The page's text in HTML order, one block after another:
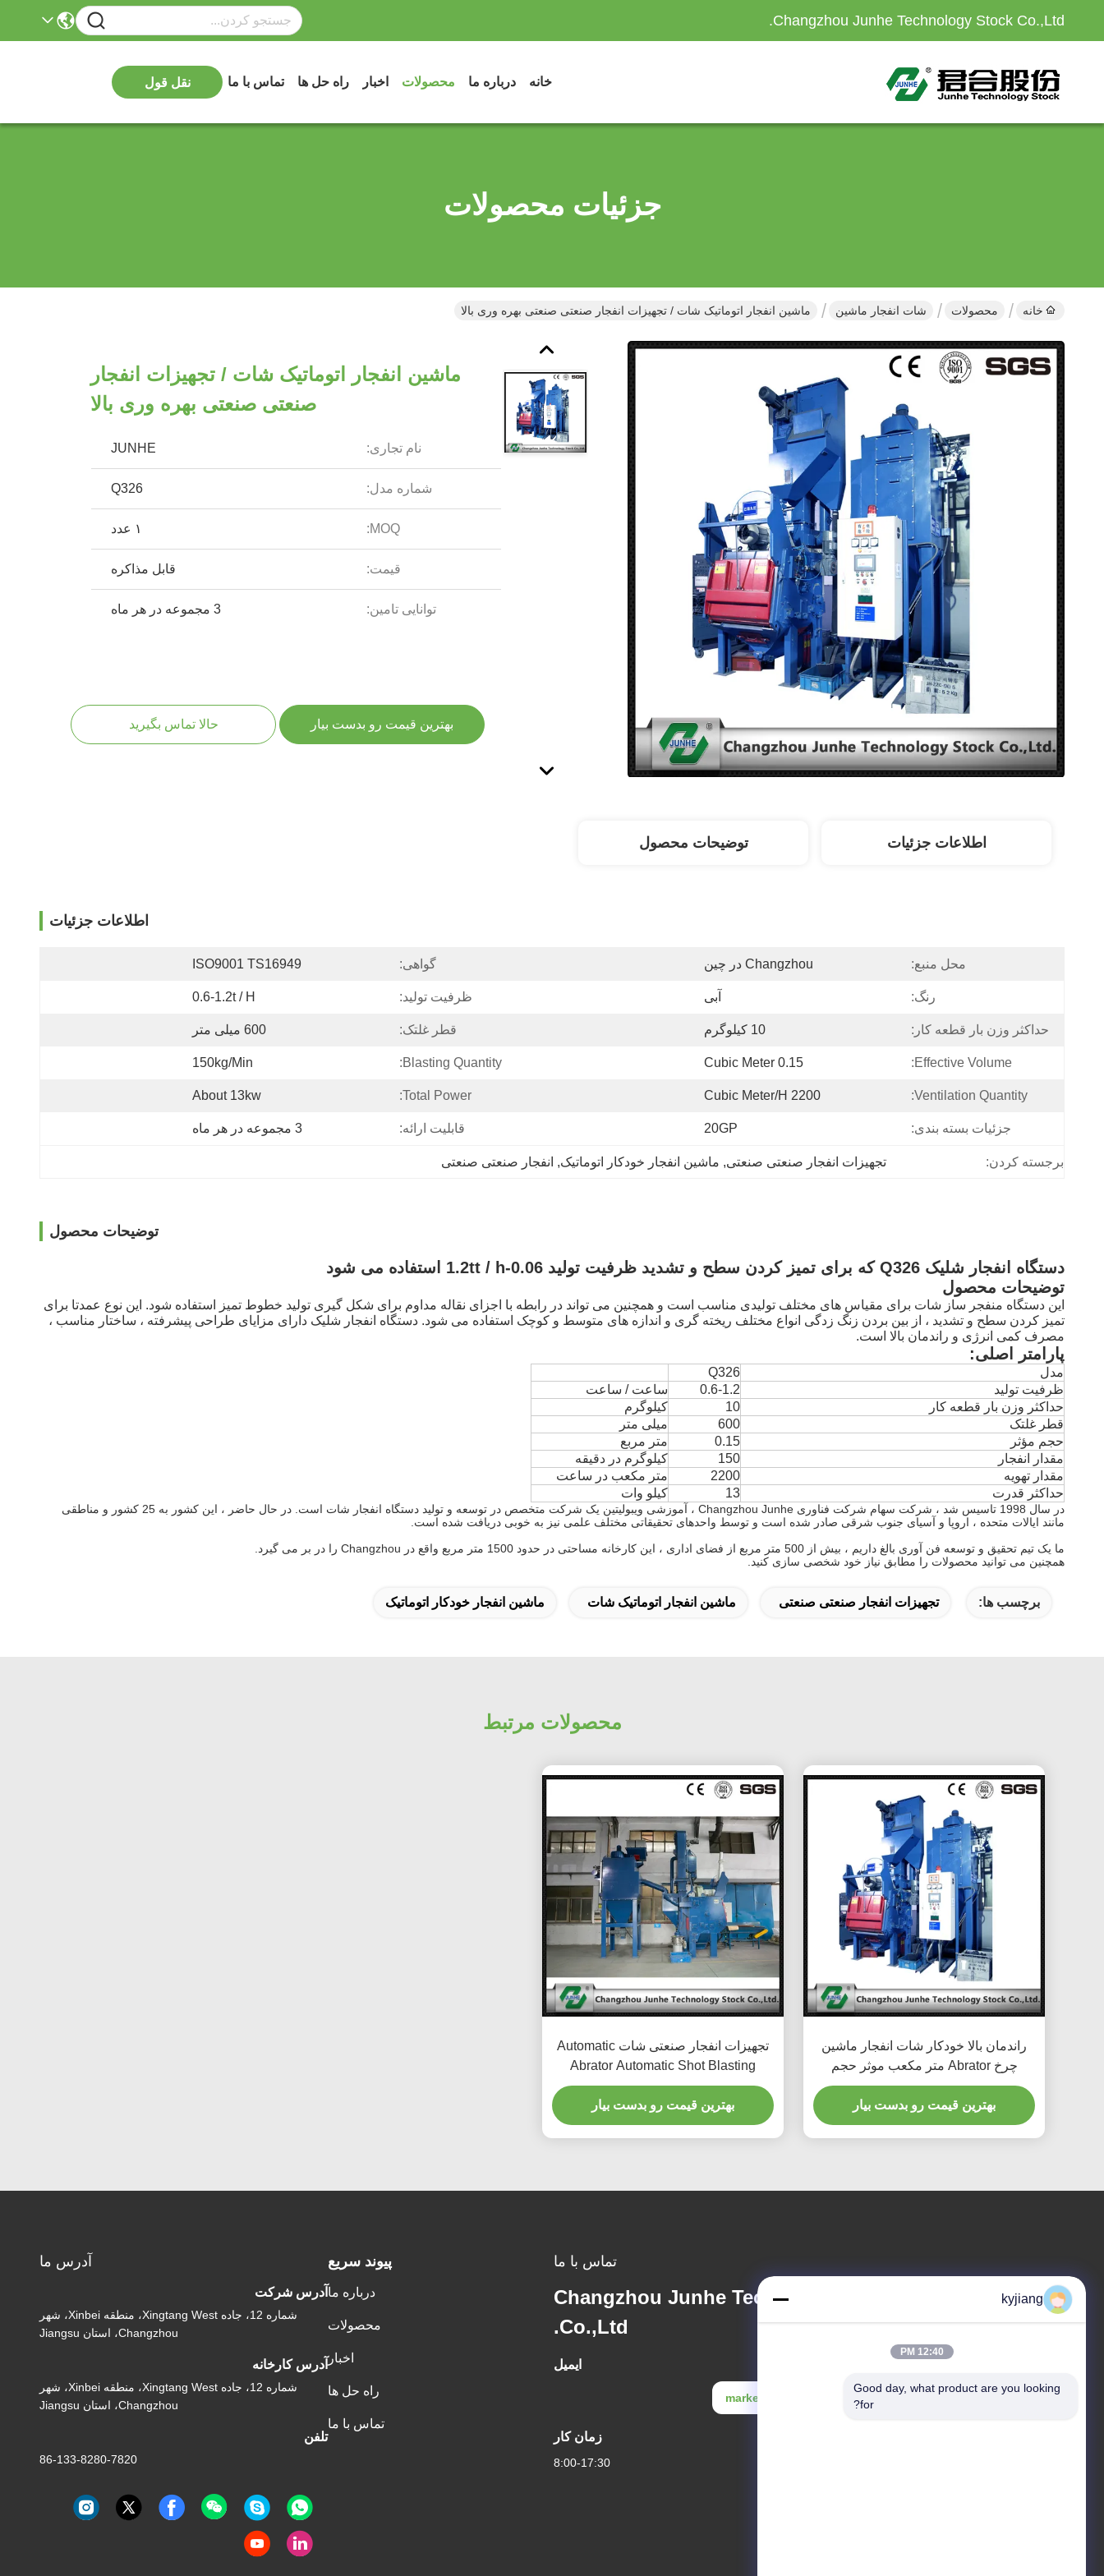
Changzhou Junhe Technology Stock Co.,Ltd.
خانه درباره ما محصولات اخبار راه حل ها تماس با ما نقل قول
جزئیات محصولات
خانه محصولات شات انفجار ماشین ماشین انفجار اتوماتیک شات / تجهیزات انفجار صنعتی صنعتی بهره وری بالا
ماشین انفجار اتوماتیک شات / تجهیزات انفجار
صنعتی صنعتی بهره وری بالا
نام تجاری: JUNHE
شماره مدل: Q326
MOQ: ۱ عدد
قیمت: قابل مذاکره
توانایی تامین: 3 مجموعه در هر ماه
بهترین قیمت رو بدست بیار حالا تماس بگیرید
اطلاعات جزئیات توضیحات محصول
اطلاعات جزئیات
محل منبع: Changzhou در چین گواهی: ISO9001 TS16949
رنگ: آبی ظرفیت تولید: 0.6-1.2t / H
حداکثر وزن بار قطعه کار: 10 کیلوگرم قطر غلتک: 600 میلی متر
Effective Volume:
0.15 Cubic Meter
Blasting Quantity:
150kg/min
Ventilation Quantity:
2200 Cubic Meter/h
Total Power:
About 13kw
جزئیات بسته بندی: 20GP قابلیت ارائه: 3 مجموعه در هر ماه
برجسته کردن: تجهیزات انفجار صنعتی صنعتی, ماشین انفجار خودکار اتوماتیک, انفجار صنعتی صنعتی
توضیحات محصول
دستگاه انفجار شلیک Q326 که برای تمیز کردن سطح و تشدید ظرفیت تولید 0.06-1.2tt / h استفاده می شود
توضیحات محصول
این دستگاه منفجر ساز شات برای مقیاس های مختلف تولیدی مناسب است و همچنین می تواند در رابطه با اجزای نقاله مداوم برای شکل گیری تولید خطوط تمیز استفاده شود. این نوع عمدتا برای
تمیز کردن سطح و تشدید ، از بین بردن زنگ زدگی انواع مختلف ریخته گری و اندازه های متوسط ​​و کوچک استفاده می شود. دستگاه انفجار شلیک دارای مزایای طراحی پیشرفته ، ساختار مناسب ،
مصرف کمی انرژی و راندمان بالا است.
پارامتر اصلی:
مدل
Q326
ظرفیت تولید
0.6-1.2
ساعت / ساعت
حداکثر وزن بار قطعه کار
10
کیلوگرم
قطر غلتک
600
میلی متر
حجم مؤثر
0.15
متر مربع
مقدار انفجار
150
کیلوگرم در دقیقه
مقدار تهویه
2200
متر مکعب در ساعت
حداکثر قدرت
13 کیلو وات
در سال 1998 تاسیس شد ، شرکت سهام شرکت فناوری Changzhou Junhe ، آموزشی ویبولیتین یک شرکت متخصص در توسعه و تولید دستگاه انفجار شات است. در حال حاضر ، این کشور به 25 کشور و مناطقی
مانند ایالات متحده ، اروپا و آسیای جنوب شرقی صادر شده است و توسط واحدهای تحقیقاتی مختلف علمی نیز به خوبی دریافت شده است.
ما یک تیم تحقیق و توسعه فن آوری بالغ داریم ، بیش از 500 متر مربع از فضای اداری ، این کارخانه مساحتی در حدود 1500 متر مربع واقع در Changzhou را در بر می گیرد.
همچنین می توانید محصولات را مطابق نیاز خود شخصی سازی کنید.
برچسب ها: تجهیزات انفجار صنعتی صنعتی ماشین انفجار اتوماتیک شات ماشین انفجار خودکار اتوماتیک
محصولات مرتبط
راندمان بالا خودکار شات انفجار ماشین
چرخ Abrator متر مکعب موثر حجم
بهترین قیمت رو بدست بیار
تجهیزات انفجار صنعتی شات Automatic
Abrator Automatic Shot Blasting
Machine
بهترین قیمت رو بدست بیار
تماس با ما
Changzhou Junhe Technology Stock
Co.,Ltd.
ایمیل
marketing@junhe-china.com
زمان کار
8:00-17:30
پيوند سريع
درباره ما
محصولات
اخبار
راه حل ها
تماس با ما
آدرس ما
آدرس شرکت
شماره 12، جاده Xingtang West، منطقه Xinbei، شهر
Changzhou، استان Jiangsu
آدرس کارخانه
شماره 12، جاده Xingtang West، منطقه Xinbei، شهر
Changzhou، استان Jiangsu
تلفن
86-133-8280-7820
kyjiang
12:40 PM
Good day, what product are you looking
for?